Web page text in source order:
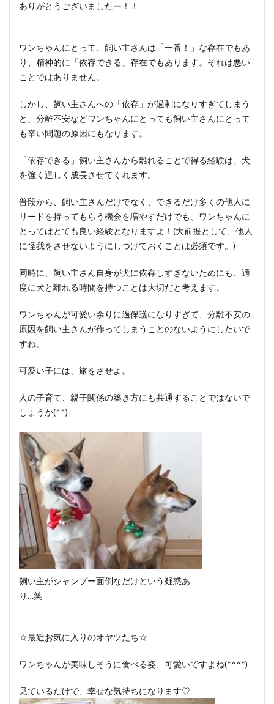
ありがとうございましたー！！
ワンちゃんにとって、飼い主さんは「一番！」な存在でもあ
り、精神的に「依存できる」存在でもあります。それは悪い
ことではありません。
しかし、飼い主さんへの「依存」が過剰になりすぎてしまう
と、分離不安などワンちゃんにとっても飼い主さんにとって
も辛い問題の原因にもなります。
「依存できる」飼い主さんから離れることで得る経験は、犬
を強く逞しく成長させてくれます。
普段から、飼い主さんだけでなく、できるだけ多くの他人に
リードを持ってもらう機会を増やすだけでも、ワンちゃんに
とってはとても良い経験となりますよ！(大前提として、他人
に怪我をさせないようにしつけておくことは必須です。)
同時に、飼い主さん自身が犬に依存しすぎないためにも、適
度に犬と離れる時間を持つことは大切だと考えます。
ワンちゃんが可愛い余りに過保護になりすぎて、分離不安の
原因を飼い主さんが作ってしまうことのないようにしたいで
すね。
可愛い子には、旅をさせよ。
人の子育て、親子関係の築き方にも共通することではないで
しょうか(^^)
飼い主がシャンプー面倒なだけという疑惑あ
り…笑
☆最近お気に入りのオヤツたち☆
ワンちゃんが美味しそうに食べる姿、可愛いですよね(*^^*)
見ているだけで、幸せな気持ちになります♡